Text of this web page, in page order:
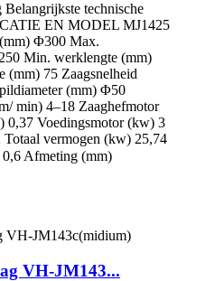
Belangrijkste technische
EN MODEL MJ1425
Φ300 Max.
Min. werklengte (mm)
(mm) 75 Zaagsnelheid
(mm) Φ50
min) 4–18 Zaaghefmotor
0,37 Voedingsmotor (kw) 3
vermogen (kw) 25,74
Afmeting (mm)
VH-JM143...